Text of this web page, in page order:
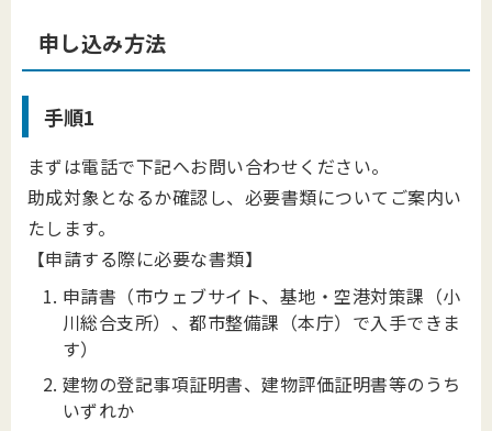
申し込み方法
手順1
まずは電話で下記へお問い合わせください。
助成対象となるか確認し、必要書類についてご案内い
たします。
【申請する際に必要な書類】
申請書（市ウェブサイト、基地・空港対策課（小
川総合支所）、都市整備課（本庁）で入手できま
す）
建物の登記事項証明書、建物評価証明書等のうち
いずれか